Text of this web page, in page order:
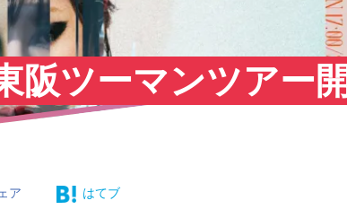
阪ツーマンツアー開
ア はてブ